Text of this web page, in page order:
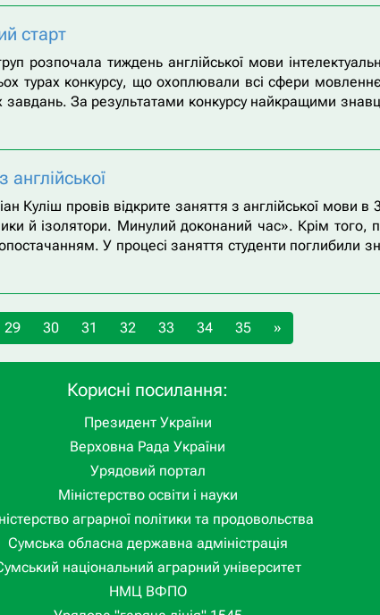
старт
розпочала тиждень англійської мови
турах конкурсу, що охоплювали всі сфери
завдань. За результатами конкурсу найкращими
Куліш провів відкрите заняття з англійської мови в
й ізолятори. Минулий доконаний час». Крім того,
У процесі заняття студенти поглибили
29 30 31 32 33 34 35 »
Корисні посилання:
Президент України
Верховна Рада України
Урядовий портал
Міністерство освіти і науки
аграрної політики та продовольства
Сумська обласна державна адміністрація
національний аграрний університет
НМЦ ВФПО